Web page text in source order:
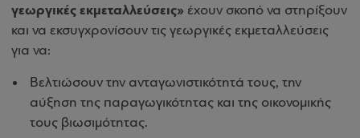
γεωργικές εκμεταλλεύσεις» έχουν σκοπό να στηρίξουν
και να εκσυγχρονίσουν τις γεωργικές εκμεταλλεύσεις
για να:
Βελτιώσουν την ανταγωνιστικότητά τους, την
αύξηση της παραγωγικότητας και της οικονομικής
τους βιωσιμότητας.